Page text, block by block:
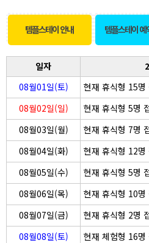
템플스테이 안내 템플스테이 예
일자
08월01일(토)
현재 휴식형 15명
08월02일(일)
현재 휴식형 5명
08월03일(월)
현재 휴식형 7명
08월04일(화)
현재 휴식형 12명
08월05일(수)
현재 휴식형 5명
08월06일(목)
현재 휴식형 10명
08월07일(금)
현재 휴식형 2명
08월08일(토)
현재 체험형 16명